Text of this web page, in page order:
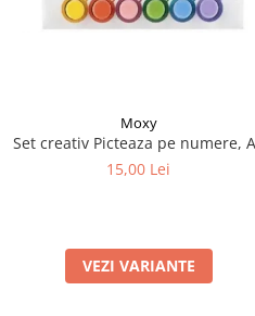
Moxy
Set creativ Picteaza pe numere,
15,00 Lei
VEZI VARIANTE